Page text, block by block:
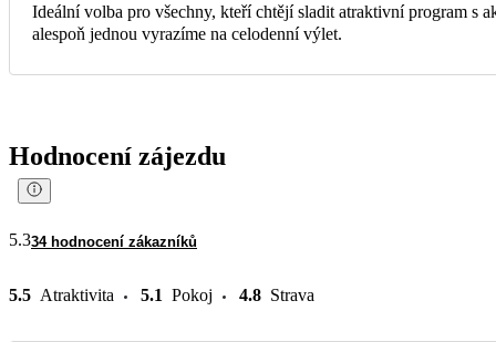
Ideální volba pro všechny, kteří chtějí sladit atraktivní program s
alespoň jednou vyrazíme na celodenní výlet.
Hodnocení zájezdu
5.334 hodnocení zákazníků
5.5 Atraktivita 5.1 Pokoj 4.8 Strava